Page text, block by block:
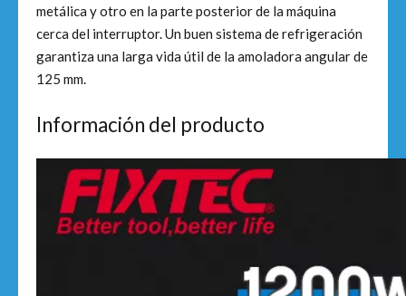
metálica y otro en la parte posterior de la máquina
cerca del interruptor. Un buen sistema de refrigeración
garantiza una larga vida útil de la amoladora angular de
125 mm.
Información del producto